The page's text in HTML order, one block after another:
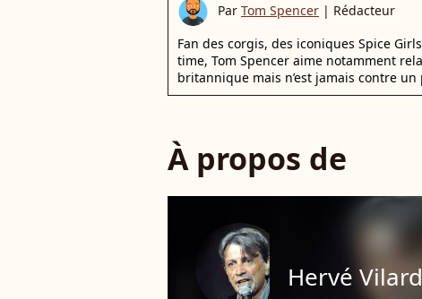
Par Tom Spencer | Rédacteur
Fan des corgis, des iconiques Spice
time, Tom Spencer aime notamment
britannique mais n’est jamais contre
À propos de
Hervé Vilard